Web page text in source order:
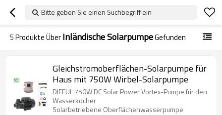
Bitte geben Sie einen Suchbegriff ein
5Produkte ÜberInländische SolarpumpeGefunden
Gleichstromoberflächen-Solarpumpe für
Haus mit 750W Wirbel-Solarpumpe
DIFFUL 750W DC Solar Power Vortex-Pumpe für den
Wasserkocher
Solarbetriebene Oberflächenwasserpumpe